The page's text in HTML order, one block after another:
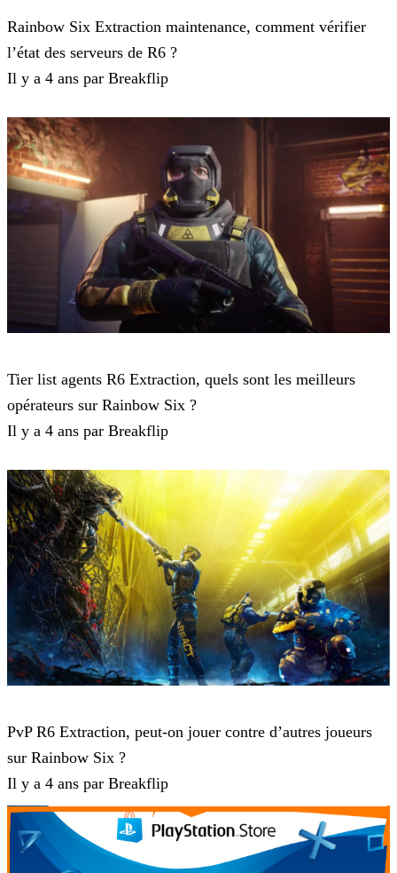
Rainbow Six Extraction maintenance, comment vérifier
l’état des serveurs de R6 ?
Il y a 4 ans par Breakflip
Tier list agents R6 Extraction, quels sont les meilleurs
opérateurs sur Rainbow Six ?
Il y a 4 ans par Breakflip
PvP R6 Extraction, peut-on jouer contre d’autres joueurs
sur Rainbow Six ?
Il y a 4 ans par Breakflip